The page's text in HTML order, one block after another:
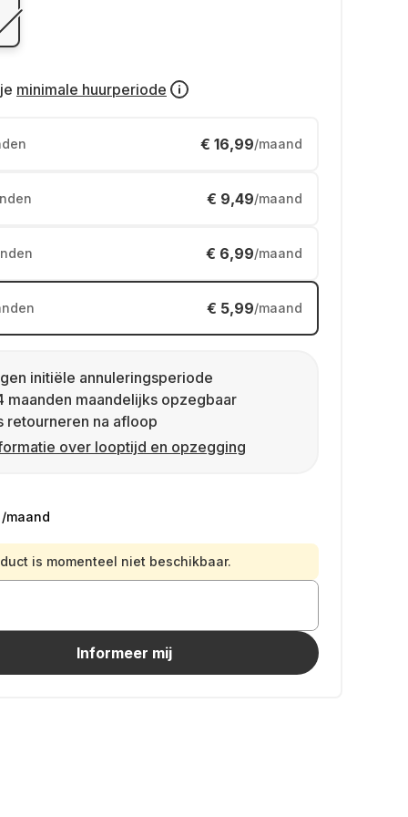
minimale huurperiode
€ 16,99/maand
€ 9,49/maand
€ 6,99/maand
€ 5,99/maand
initiële annuleringsperiode
maanden maandelijks opzegbaar
retourneren na afloop
over looptijd en opzegging
/maand
is momenteel niet beschikbaar.
Informeer mij